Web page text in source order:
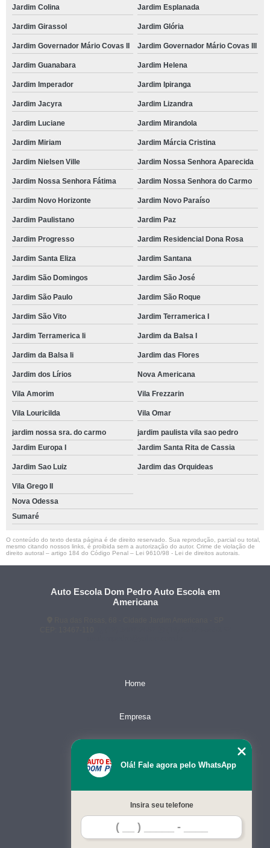
Jardim Colina Jardim Esplanada
Jardim Girassol Jardim Glória
Jardim Governador Mário Covas II Jardim Governador Mário Covas III
Jardim Guanabara Jardim Helena
Jardim Imperador Jardim Ipiranga
Jardim Jacyra Jardim Lizandra
Jardim Luciane Jardim Mirandola
Jardim Miriam Jardim Márcia Cristina
Jardim Nielsen Ville Jardim Nossa Senhora Aparecida
Jardim Nossa Senhora Fátima Jardim Nossa Senhora do Carmo
Jardim Novo Horizonte Jardim Novo Paraíso
Jardim Paulistano Jardim Paz
Jardim Progresso Jardim Residencial Dona Rosa
Jardim Santa Eliza Jardim Santana
Jardim São Domingos Jardim São José
Jardim São Paulo Jardim São Roque
Jardim São Vito Jardim Terramerica I
Jardim Terramerica Ii Jardim da Balsa I
Jardim da Balsa Ii Jardim das Flores
Jardim dos Lírios Nova Americana
Vila Amorim Vila Frezzarin
Vila Louricilda Vila Omar
jardim nossa sra. do carmo
jardim paulista vila sao pedro
Jardim Europa I
Jardim Santa Rita de Cassia
Jardim Sao Luiz Jardim das Orquideas
Vila Grego II
Nova Odessa
Sumaré
O conteúdo do texto desta página é de direito reservado. Sua reprodução, parcial ou total,
mesmo citando nossos links, é proibida sem a autorização do autor. Crime de violação de
direito autoral – artigo 184 do Código Penal – Lei 9610/98 - Lei de direitos autorais
Auto Escola Dom Pedro Auto Escola em
Americana
Home
Empresa
Contato
Olá! Fale agora pelo WhatsApp
Insira seu telefone